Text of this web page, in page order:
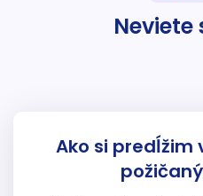
Neviete
Ako si predĺžim